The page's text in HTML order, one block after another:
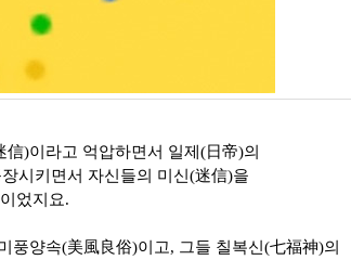
)이라고 억압하면서 일제(日帝)의
시키면서 자신들의 미신(迷信)을
었지요.
풍양속(美風良俗)이고, 그들 칠복신(七福神)의